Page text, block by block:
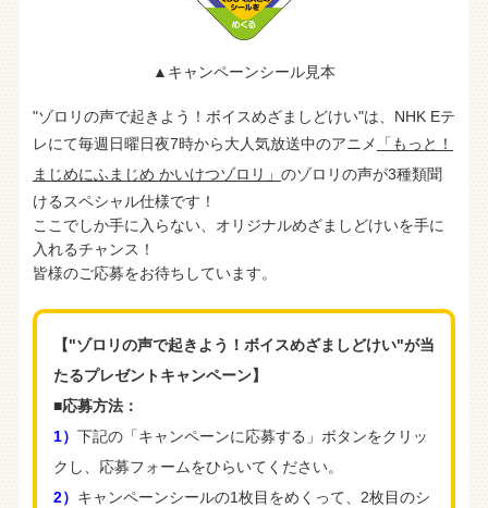
▲キャンペーンシール見本
"ゾロリの声で起きよう！ボイスめざましどけい"は、NHK Eテ
レにて毎週日曜日夜7時から大人気放送中のアニメ
「もっと！
まじめにふまじめ かいけつゾロリ」 のゾロリの声が3種類聞
けるスペシャル仕様です！
ここでしか手に入らない、オリジナルめざましどけいを手に
入れるチャンス！
皆様のご応募をお待ちしています。
【"ゾロリの声で起きよう！ボイスめざましどけい"が当
たるプレゼントキャンペーン】
■応募方法：
1） 下記の「キャンペーンに応募する」ボタンをクリッ
クし、応募フォームをひらいてください。
2） キャンペーンシールの1枚目をめくって、2枚目のシ